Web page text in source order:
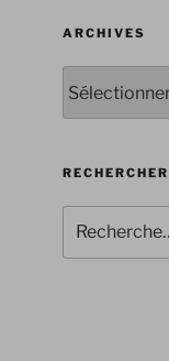
ARCHIVES
pour
: